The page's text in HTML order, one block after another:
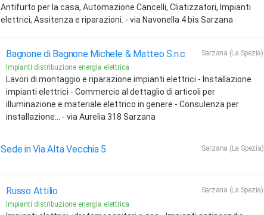
Antifurto per la casa, Automazione Cancelli, Cliatizzatori, Impianti
elettrici, Assitenza e riparazioni. - via Navonella 4 bis Sarzana
Bagnone di Bagnone Michele & Matteo S.n.c
Sarzana (La Spezia)
Impianti distribuzione energia elettrica
Lavori di montaggio e riparazione impianti elettrici - Installazione
impianti elettrici - Commercio al dettaglio di articoli per
illuminazione e materiale elettrico in genere - Consulenza per
installazione... - via Aurelia 318 Sarzana
Sede in Via Alta Vecchia 5 Sarzana (La Spezia)
Russo Attilio
Sarzana (La Spezia)
Impianti distribuzione energia elettrica